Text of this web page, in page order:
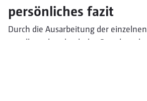
persönliches fazit
Durch die Ausarbeitung der
vor allem aber durch das Gestalten